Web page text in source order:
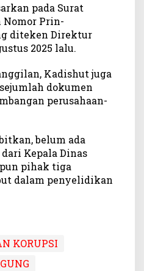
pada Surat
Prin-
diteken Direktur
2025 lalu.
Kadishut juga
dokumen
perusahaan-
belum ada
Kepala Dinas
pihak tiga
dalam penyelidikan
KORUPSI